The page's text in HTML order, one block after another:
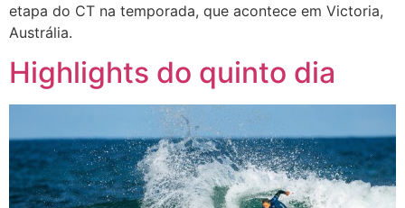
etapa do CT na temporada, que acontece em Victoria,
Austrália.
Highlights do quinto dia